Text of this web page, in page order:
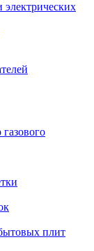
электрических
плит